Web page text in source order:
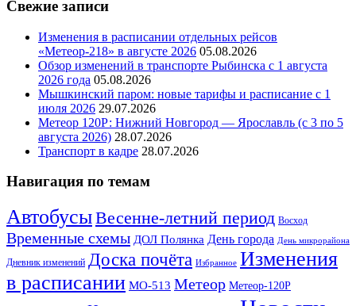
Свежие записи
Изменения в расписании отдельных рейсов
«Метеор-218» в августе 2026 05.08.2026
Обзор изменений в транспорте Рыбинска с 1 августа
2026 года 05.08.2026
Мышкинский паром: новые тарифы и расписание с 1
июля 2026 29.07.2026
Метеор 120Р: Нижний Новгород — Ярославль (с 3 по 5
августа 2026) 28.07.2026
Транспорт в кадре 28.07.2026
Навигация по темам
АвтобусыВесенне-летний период Восход
Временные схемы ДОЛ Полянка День города День микрорайона
Дневник изменений Доска почёта Избранное Изменения
в расписании МО-513 Метеор Метеор-120Р